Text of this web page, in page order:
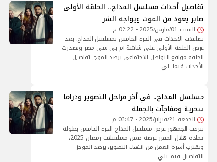
تفاصيل أحداث مسلسل المداح.. الحلقة الأولى
صابر يعود من الموت ويواجه الشر
السبت 01/مارس/2025 - 02:22 م
تصاعدت الأحداث في الجزء الخامس بمسلسل المداح، بعد
عرض الحلقة الأولى على شاشة أم بي سي مصر وتصدرت
الحلقة مواقع التواصل الاجتماعي يرصد الموجز تفاصيل
الأحداث فيما يلي
مسلسل المداح.. في أخر مراحل التصوير ودراما
سحرية ومفاجآت بالجملة
الجمعة 21/فبراير/2025 - 03:47 م
يترقب الجمهور عرض مسلسل المداح الجزء الخامس بطولة
حمادة هلال المقرر عرضه ضمن مسلسلات رمضان 2025،
ويقترب أسرة العمل من انتهاء التصوير، يرصد الموجز
التفاصيل فيما يلي